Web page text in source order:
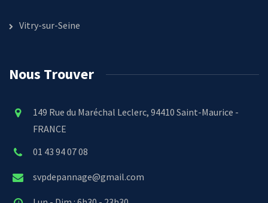
Vitry-sur-Seine
Nous Trouver
149 Rue du Maréchal Leclerc, 94410 Saint-Maurice -
FRANCE
01 43 94 07 08
svpdepannage@gmail.com